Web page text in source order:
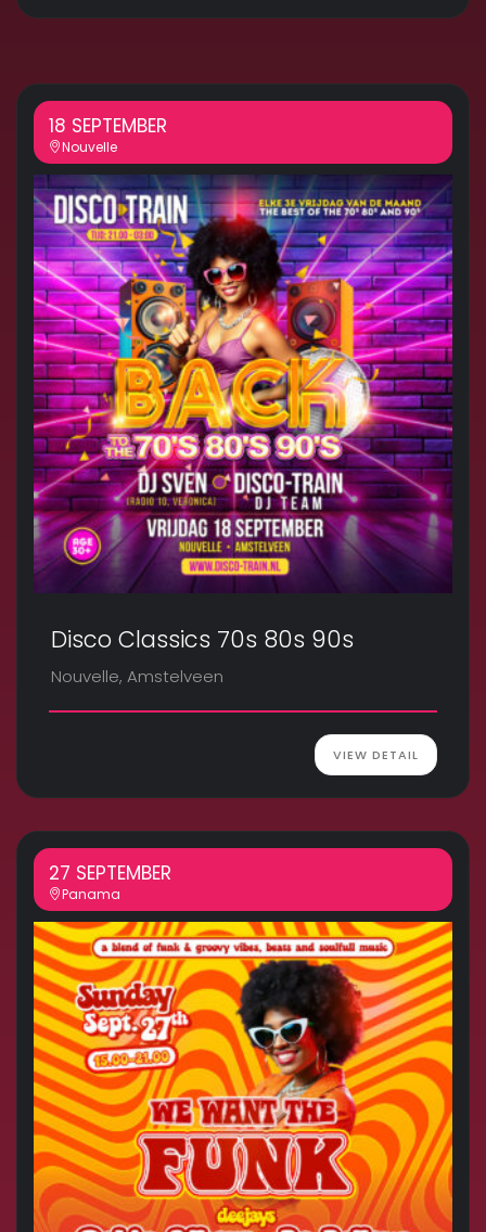
18 SEPTEMBER
Nouvelle
Disco Classics 70s 80s 90s
Nouvelle, Amstelveen
VIEW DETAIL
27 SEPTEMBER
Panama